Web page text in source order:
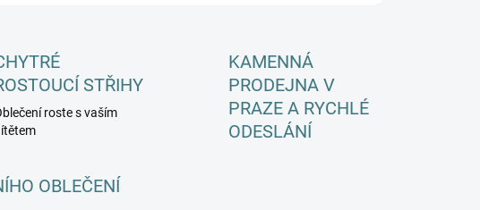
STŘIHY
roste s vaším
KAMENNÁ
PRODEJNA V
PRAZE A RYCHLÉ
ODESLÁNÍ
OBLEČENÍ